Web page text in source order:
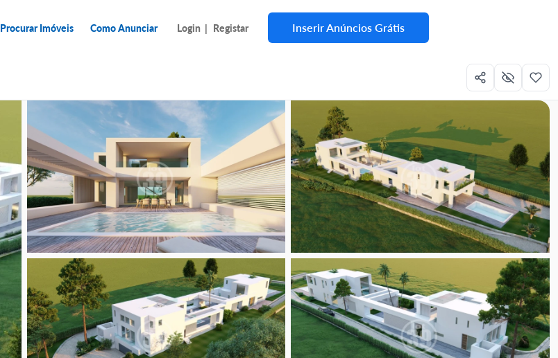
Procurar Imóveis Como Anunciar Login | Registar Inserir Anúncios Grátis